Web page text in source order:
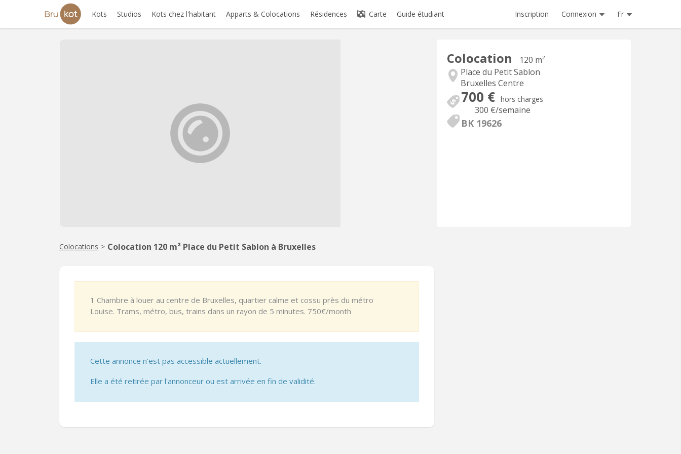
Kots Studios Kots chez l'habitant Apparts & Colocations Résidences Carte Guide étudiant Inscription Connexion Fr
Colocation
120 m²
Place du Petit Sablon
Bruxelles Centre
700 € hors charges
300 €/semaine
BK 19626
Colocations > Colocation 120 m² Place du Petit Sablon à Bruxelles
1 Chambre à louer au centre de Bruxelles, quartier calme et cossu près du métro
Louise. Trams, métro, bus, trains dans un rayon de 5 minutes. 750€/month
Cette annonce n'est pas accessible actuellement.
Elle a été retirée par l'annonceur ou est arrivée en fin de validité.